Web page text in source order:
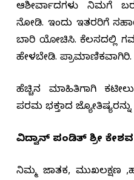
ಆಶೀರ್ವಾದಗಳು ನಿಮಗೆ
ನೋಡಿ. ಇಂದು ಇತರರಿಗೆ
ಬಾರಿ ಯೋಚಿಸಿ. ಕೆಲಸದಲ್ಲಿ
ಹೇಳಬೇಡಿ. ಪ್ರಾಮಾಣಿಕವಾಗಿರಿ.
ಹೆಚ್ಚಿನ ಮಾಹಿತಿಗಾಗಿ
ಪರಮ ಭಕ್ತರಾದ
ವಿದ್ವಾನ್ ಪಂಡಿತ್ ಶ್ರೀ
ನಿಮ್ಮ ಜಾತಕ, ಮುಖಲಕ್ಷಣ